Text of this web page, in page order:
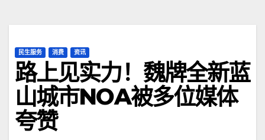
民生服务 消费 资讯
路上见实力！魏牌全新蓝
山城市NOA被多位媒体
夸赞